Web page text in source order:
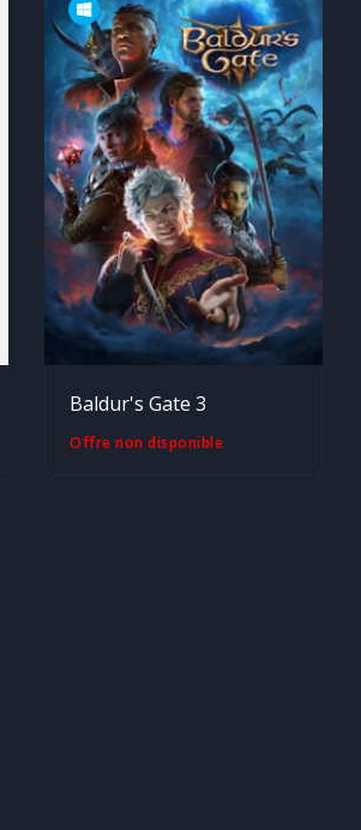
Baldur's Gate 3
Offre non disponible